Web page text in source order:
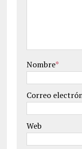
Nombre*
Correo
Web